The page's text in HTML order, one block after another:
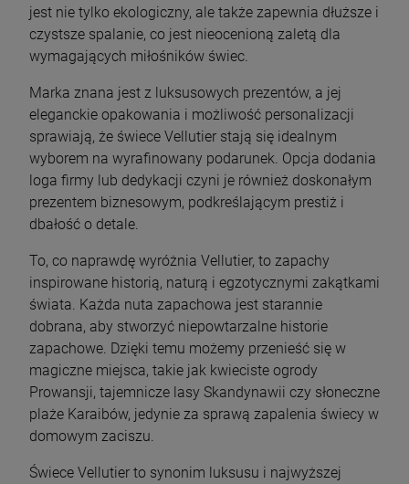
jest nie tylko ekologiczny, ale także zapewnia dłuższe i
czystsze spalanie, co jest nieocenioną zaletą dla
wymagających miłośników świec.
Marka znana jest z luksusowych prezentów, a jej
eleganckie opakowania i możliwość personalizacji
sprawiają, że świece Vellutier stają się idealnym
wyborem na wyrafinowany podarunek. Opcja dodania
loga firmy lub dedykacji czyni je również doskonałym
prezentem biznesowym, podkreślającym prestiż i
dbałość o detale.
To, co naprawdę wyróżnia Vellutier, to zapachy
inspirowane historią, naturą i egzotycznymi zakątkami
świata. Każda nuta zapachowa jest starannie
dobrana, aby stworzyć niepowtarzalne historie
zapachowe. Dzięki temu możemy przenieść się w
magiczne miejsca, takie jak kwieciste ogrody
Prowansji, tajemnicze lasy Skandynawii czy słoneczne
plaże Karaibów, jedynie za sprawą zapalenia świecy w
domowym zaciszu.
Świece Vellutier to synonim luksusu i najwyższej